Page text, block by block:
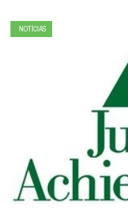
NOTÍCIAS